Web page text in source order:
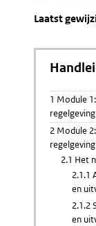
Laatst
1 Module
regelgeving
2 Module
regelgeving
2.1 Het
2.1.1
en
2.1.2
en